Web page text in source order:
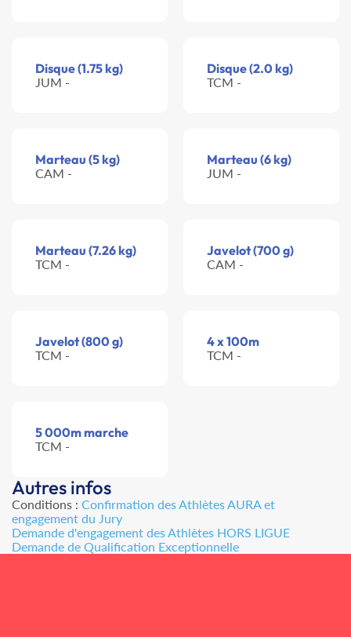
Disque (1.75 kg)
JUM -
Disque (2.0 kg)
TCM -
Marteau (5 kg)
CAM -
Marteau (6 kg)
JUM -
Marteau (7.26 kg)
TCM -
Javelot (700 g)
CAM -
Javelot (800 g)
TCM -
4 x 100m
TCM -
5 000m marche
TCM -
Autres infos
Conditions : Confirmation des Athlètes AURA et
engagement du Jury
Demande d'engagement des Athlètes HORS LIGUE
Demande de Qualification Exceptionnelle